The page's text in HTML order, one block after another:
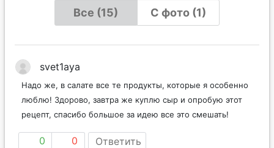
Все (15)
С фото (1)
svet1aya
Надо же, в салате все те продукты, которые я особенно
люблю! Здорово, завтра же куплю сыр и опробую этот
рецепт, спасибо большое за идею все это смешать!
0 0 Ответить